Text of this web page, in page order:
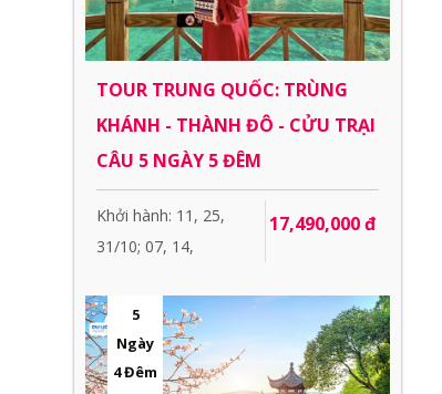
TOUR TRUNG QUỐC: TRÙNG
KHÁNH - THÀNH ĐÔ - CỬU TRẠI
CÂU 5 NGÀY 5 ĐÊM
Khởi hành: 11, 25,
31/10; 07, 14,
17,490,000 đ
5
Ngày
4 Đêm